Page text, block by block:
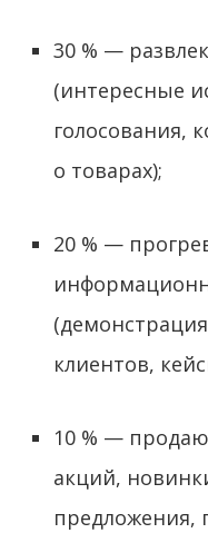
30 % —
(интересные
голосования,
о товарах);
20 % —
клиентов,
10 % —
акций,